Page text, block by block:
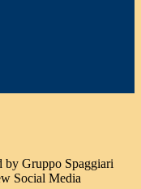
by Gruppo Spaggiari
Social Media